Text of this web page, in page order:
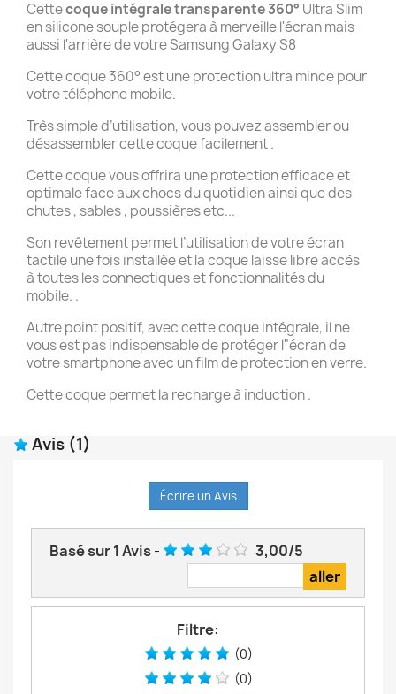
Cettecoque intégrale transparente 360° Ultra Slim
en silicone souple protégera à merveille l'écran mais
aussi l'arrière de votre Samsung Galaxy S8
Cette coque 360° est une protection ultra mince pour
votre téléphone mobile.
Très simple d’utilisation, vous pouvez assembler ou
désassembler cette coque facilement .
Cette coque vous offrira une protection efficace et
optimale face aux chocs du quotidien ainsi que des
chutes , sables , poussières etc...
Son revêtement permet l’utilisation de votre écran
tactile une fois installée et la coque laisse libre accès
à toutes les connectiques et fonctionnalités du
mobile. .
Autre point positif, avec cette coque intégrale, il ne
vous est pas indispensable de protéger l"écran de
votre smartphone avec un film de protection en verre.
Cette coque permet la recharge à induction .
Avis (1)
Écrire un Avis
Basé sur1Avis- 3,00/5
Filtre:
(0)
(0)